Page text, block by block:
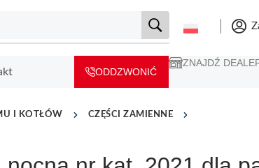
ODDZWONIĆ
ZNAJDŹ
I KOTŁÓW
CZĘŚCI ZAMIENNE